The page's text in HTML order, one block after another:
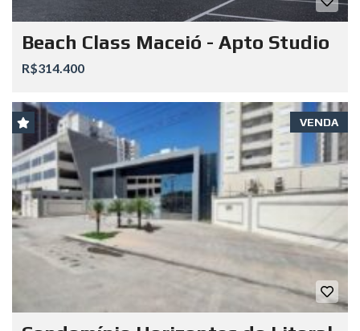
Beach Class Maceió - Apto Studio
R$314.400
VENDA